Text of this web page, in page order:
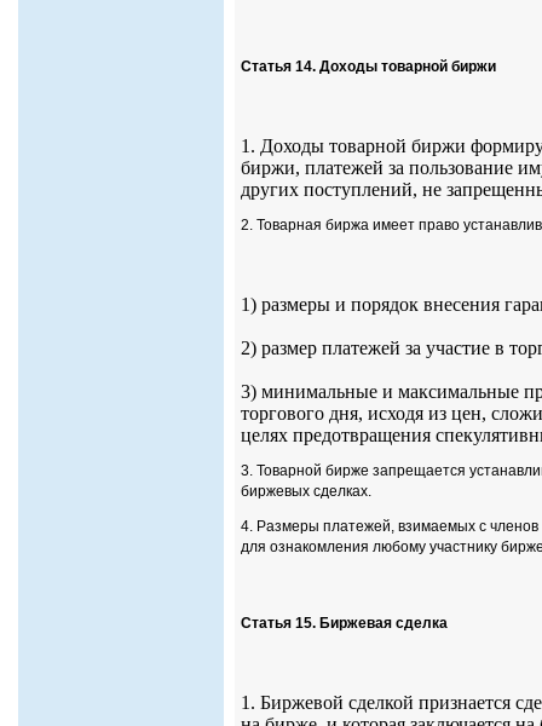
Статья 14. Доходы товарной биржи
1. Доходы товарной биржи
биржи, платежей за пользование
других поступлений, не
2. Товарная биржа имеет право
1) размеры и порядок внесения
2) размер платежей за участие в
3) минимальные и максимальные
торгового дня, исходя из цен,
целях предотвращения
3. Товарной бирже запрещается
биржевых сделках.
4. Размеры платежей, взимаемых с
для ознакомления любому участнику
Статья 15. Биржевая сделка
1. Биржевой сделкой признается